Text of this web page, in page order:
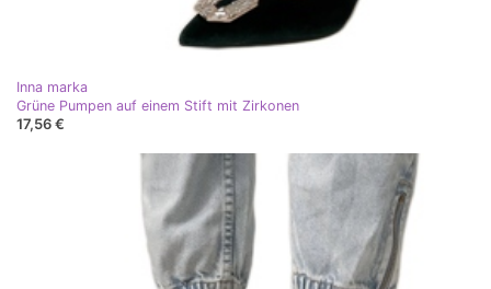
Inna marka
Grüne Pumpen auf einem Stift mit Zirkonen
17,56 €